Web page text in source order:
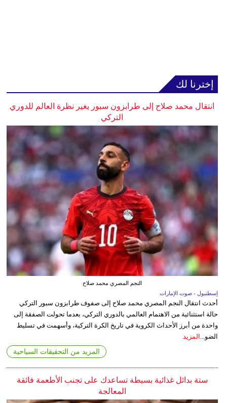
إخترنا لك
انتقال محمد صلاح إلى طرابزون سبور يغير نظرة العالم للدوري
التركي
النجم المصري محمد صلاح
إسطنبول - صوت الإمارات
أحدث انتقال النجم المصري محمد صلاح إلى صفوف طرابزون سبور التركي
حالة استثنائية من الاهتمام العالمي بالدوري التركي، بعدما تحولت الصفقة إلى
واحدة من أبرز الأحداث الكروية في تاريخ الكرة التركية، وأسهمت في تسليط
الضو... المزيد
المزيد من التحقيقات السياحية
ستة بدائل غذائية بسيطة تساعدك على تجنب الأطعمة فائقة
المعالجة